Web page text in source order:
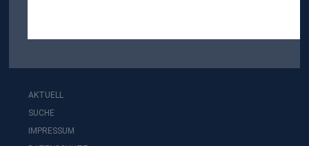
AKTUELL
SUCHE
IMPRESSUM